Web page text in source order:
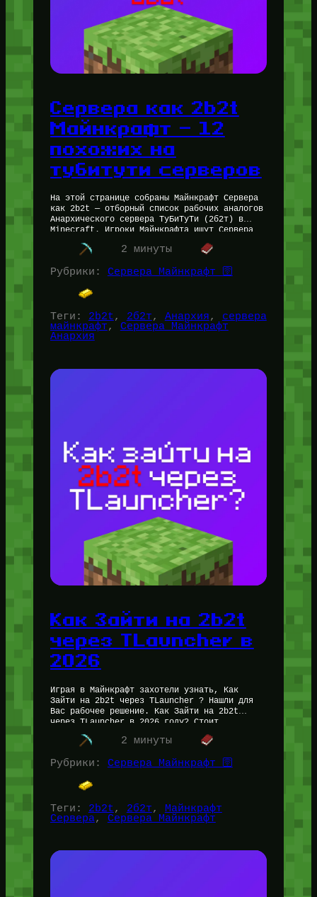
Сервера как 2b2t
Майнкрафт — 12
похожих на
тубитути серверов
На этой странице собраны Майнкрафт Сервера
как 2b2t — отборный список рабочих аналогов
Анархического сервера ТуБиТуТи (2б2т) в
Minecraft. Игроки Майнкрафта ищут Сервера
как 2b2t по разным причинам — кому-то…
2 минуты
Рубрики: Сервера Майнкрафт 🛜
Теги: 2b2t, 2б2т, Анархия, сервера
майнкрафт, Сервера Майнкрафт
Анархия
Как Зайти на 2b2t
через TLauncher в
2026
Играя в Майнкрафт захотели узнать, Как
Зайти на 2b2t через TLauncher ? Нашли для
Вас рабочее решение. Как Зайти на 2b2t
через TLauncher в 2026 году? Стоит
понимать, что 2b2t…
2 минуты
Рубрики: Сервера Майнкрафт 🛜
Теги: 2b2t, 2б2т, Майнкрафт
Сервера, Сервера Майнкрафт